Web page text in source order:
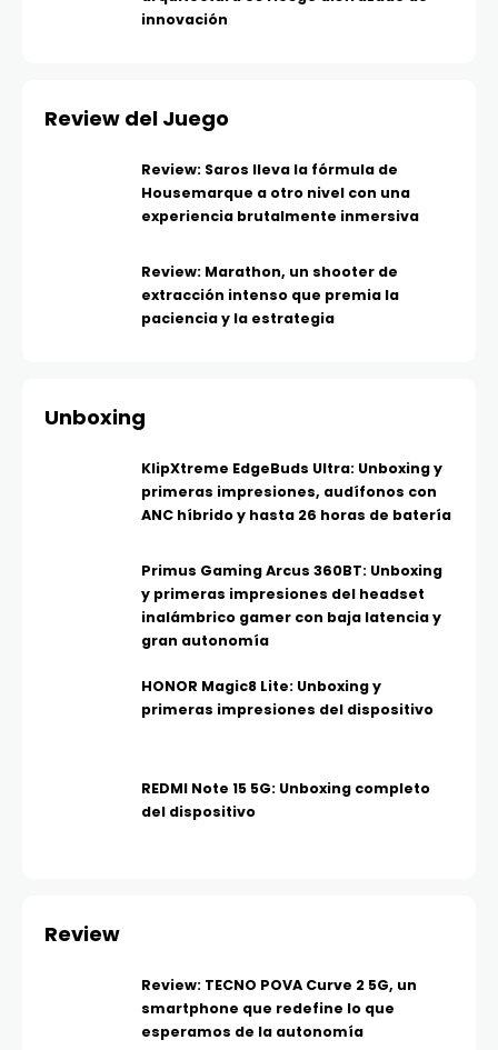
innovación
Review del Juego
Review: Saros lleva la fórmula de
Housemarque a otro nivel con una
experiencia brutalmente inmersiva
Review: Marathon, un shooter de
extracción intenso que premia la
paciencia y la estrategia
Unboxing
KlipXtreme EdgeBuds Ultra: Unboxing y
primeras impresiones, audífonos con
ANC híbrido y hasta 26 horas de batería
Primus Gaming Arcus 360BT: Unboxing
y primeras impresiones del headset
inalámbrico gamer con baja latencia y
gran autonomía
HONOR Magic8 Lite: Unboxing y
primeras impresiones del dispositivo
REDMI Note 15 5G: Unboxing completo
del dispositivo
Review
Review: TECNO POVA Curve 2 5G, un
smartphone que redefine lo que
esperamos de la autonomía